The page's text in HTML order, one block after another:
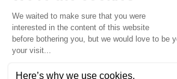
Français
English